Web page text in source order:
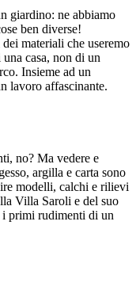
giardino: ne abbiamo
ben diverse!
materiali che useremo
casa, non di un
Insieme ad un
lavoro affascinante.
no? Ma vedere e
argilla e carta sono
modelli, calchi e rilievi
Villa Saroli e del suo
i primi rudimenti di un